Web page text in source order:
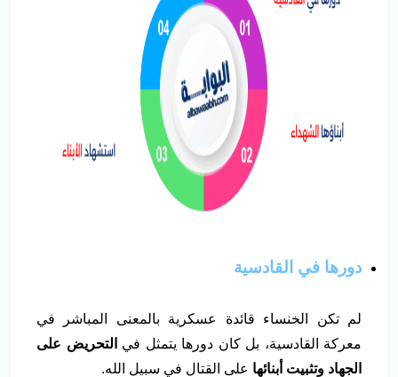
دورها في القادسية
لم تكن الخنساء قائدة عسكرية بالمعنى المباشر في
معركة القادسية، بل كان دورها يتمثل في
التحريض على
الجهاد وتثبيت أبنائها على القتال في سبيل الله.